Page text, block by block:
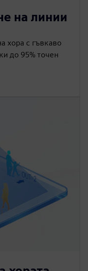
на линии
хора с гъвкаво
до 95% точен